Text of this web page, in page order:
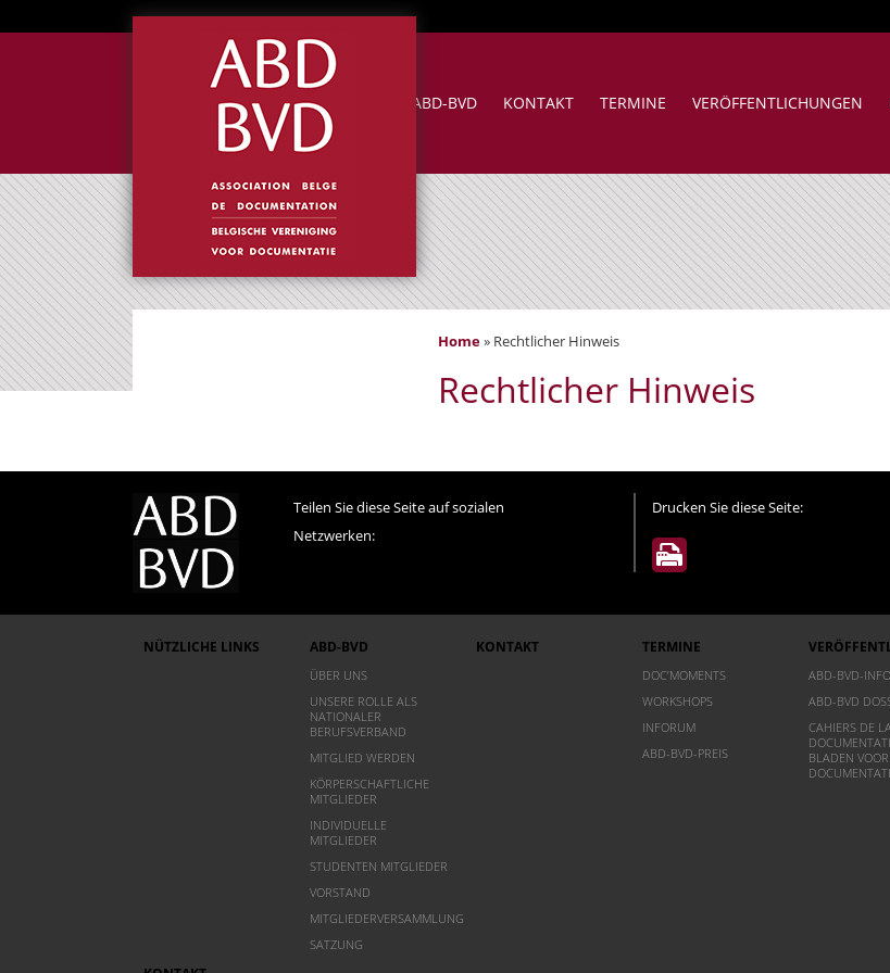
NÜTZLICHE LINKS ABD-BVD KONTAKT TERMINE VERÖFFENTLICHUNGEN
Home» Rechtlicher Hinweis
Rechtlicher Hinweis
Teilen Sie diese Seite auf sozialen
Netzwerken:
Drucken Sie diese Seite:
NÜTZLICHE LINKS ABD-BVD
ÜBER UNS
UNSERE ROLLE ALS
NATIONALER
BERUFSVERBAND
MITGLIED WERDEN
KÖRPERSCHAFTLICHE
MITGLIEDER
INDIVIDUELLE
MITGLIEDER
STUDENTEN MITGLIEDER
VORSTAND
MITGLIEDERVERSAMMLUNG
SATZUNG
KONTAKT TERMINE
DOC’MOMENTS
WORKSHOPS
INFORUM
ABD-BVD-PREIS
ABD-BVD-INFO
ABD-BVD
CAHIERS DE
BLADEN VOOR